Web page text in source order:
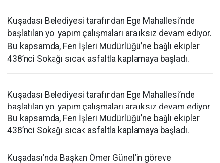
Kuşadası Belediyesi tarafından Ege Mahallesi’nde
başlatılan yol yapım çalışmaları aralıksız devam ediyor.
Bu kapsamda, Fen İşleri Müdürlüğü’ne bağlı ekipler
438’nci Sokağı sıcak asfaltla kaplamaya başladı.
Kuşadası Belediyesi tarafından Ege Mahallesi’nde
başlatılan yol yapım çalışmaları aralıksız devam ediyor.
Bu kapsamda, Fen İşleri Müdürlüğü’ne bağlı ekipler
438’nci Sokağı sıcak asfaltla kaplamaya başladı.
Kuşadası’nda Başkan Ömer Günel’in göreve